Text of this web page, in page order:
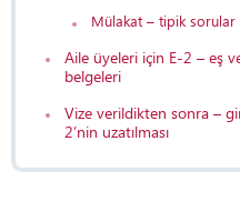
Mülakat – tipik
Aile üyeleri için E-2 – eş
belgeleri
Vize verildikten sonra –
2’nin uzatılması